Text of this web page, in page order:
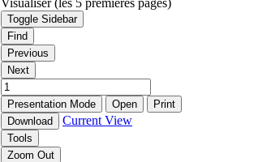
Visualiser (les 5 premières pages)
Toggle Sidebar
Find
Previous
Next
Presentation Mode Open
Print
Download
Current View
Tools
Zoom Out